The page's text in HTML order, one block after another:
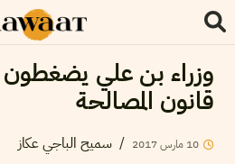
وزراء بن علي يضغطون
قانون المصالحة
10 مارس2017
/ سميح الباجي عكاز